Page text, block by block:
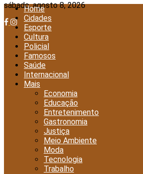
sábado, agosto 8, 2026
Home
Cidades
Esporte
Cultura
Policial
Famosos
Saúde
Internacional
Mais
Economia
Educação
Entretenimento
Gastronomia
Justiça
Meio Ambiente
Moda
Tecnologia
Trabalho